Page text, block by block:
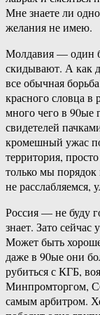
Мне знаете ли
желания не имею.
Молдавия — один
скидывают. А как
все обычная
красного словца в
много чего в 90ые
свидетелей
кромешный ужас
территория,
только мы
не расслабляемся,
Россия — не буду
знает. Зато
Может быть
даже в 90ые они
рубиться с КГБ,
Минпромторгом,
самым арбитром.